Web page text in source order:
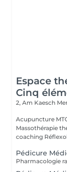
Espace
Cinq
2, Am Kaesch
Acupuncture
Massothérapie
coaching
Pédicure